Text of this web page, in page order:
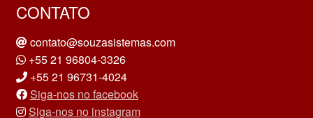
CONTATO
contato@souzasistemas.com
+55 21 96804-3326
+55 21 96731-4024
Siga-nos no facebook
Siga-nos no instagram